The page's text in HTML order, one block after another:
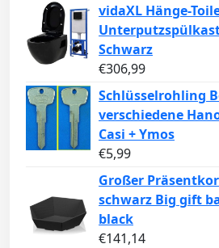
vidaXL Hänge-
Schwarz
€306,99
Schlüsselrohling
verschiedene
Casi + Ymos
€5,99
Großer
schwarz Big gift
black
€141,14